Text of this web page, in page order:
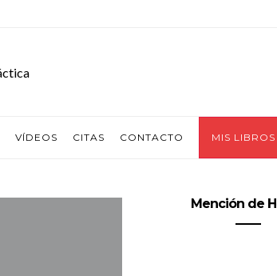
VÍDEOS CITAS CONTACTO MIS LIBROS
Mención de